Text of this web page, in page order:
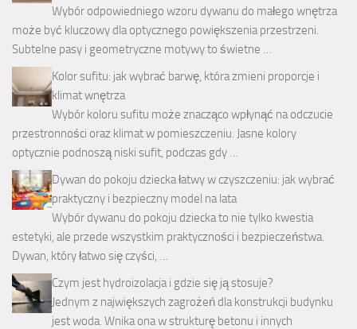
Wybór odpowiedniego wzoru dywanu do małego wnętrza
może być kluczowy dla optycznego powiększenia przestrzeni.
Subtelne pasy i geometryczne motywy to świetne …
Kolor sufitu: jak wybrać barwę, która zmieni proporcje i
klimat wnętrza
Wybór koloru sufitu może znacząco wpłynąć na odczucie
przestronności oraz klimat w pomieszczeniu. Jasne kolory
optycznie podnoszą niski sufit, podczas gdy …
Dywan do pokoju dziecka łatwy w czyszczeniu: jak wybrać
praktyczny i bezpieczny model na lata
Wybór dywanu do pokoju dziecka to nie tylko kwestia
estetyki, ale przede wszystkim praktyczności i bezpieczeństwa.
Dywan, który łatwo się czyści, …
Czym jest hydroizolacja i gdzie się ją stosuje?
Jednym z największych zagrożeń dla konstrukcji budynku
jest woda. Wnika ona w strukturę betonu i innych